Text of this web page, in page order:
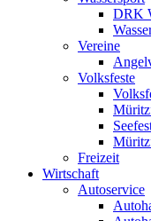
DRK
Vereine
Volksfeste
Freizeit
Wirtschaft
Autoservice